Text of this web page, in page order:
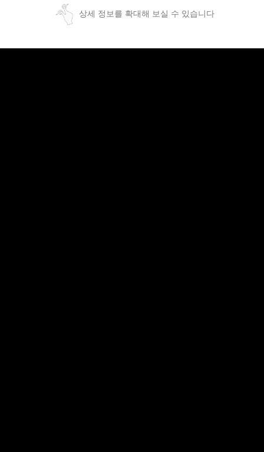
상세 정보를 확대해 보실 수 있습니다